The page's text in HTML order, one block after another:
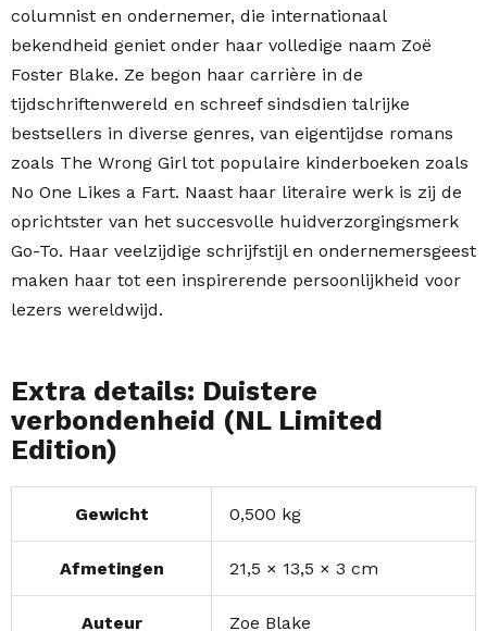
columnist en ondernemer, die internationaal
bekendheid geniet onder haar volledige naam Zoë
Foster Blake. Ze begon haar carrière in de
tijdschriftenwereld en schreef sindsdien talrijke
bestsellers in diverse genres, van eigentijdse romans
zoals The Wrong Girl tot populaire kinderboeken zoals
No One Likes a Fart. Naast haar literaire werk is zij de
oprichtster van het succesvolle huidverzorgingsmerk
Go-To. Haar veelzijdige schrijfstijl en ondernemersgeest
maken haar tot een inspirerende persoonlijkheid voor
lezers wereldwijd.
Extra details: Duistere
verbondenheid (NL Limited
Edition)
Gewicht 0,500 kg
Afmetingen 21,5 × 13,5 × 3 cm
Auteur Zoe Blake